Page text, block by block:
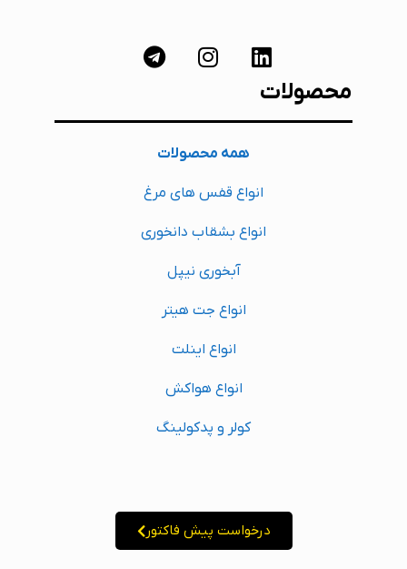
محصولات
همه محصولات
انواع قفس های مرغ
انواع بشقاب دانخوری
آبخوری نیپل
انواع جت هیتر
انواع اینلت
انواع هواکش
کولر و پدکولینگ
درخواست پیش فاکتور